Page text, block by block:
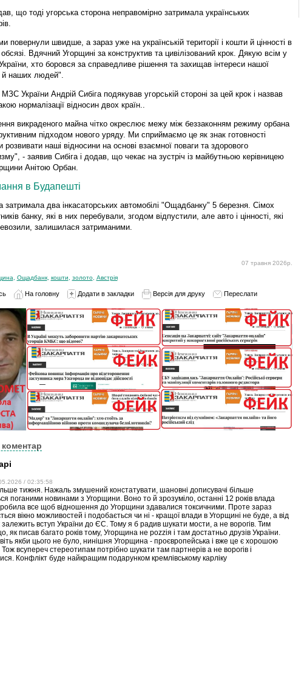
що тоді угорська сторона неправомірно затримала українських
повернули швидше, а зараз уже на українській території і кошти й цінності в
Вдячний Угорщині за конструктив та цивілізований крок. Дякую всім у
хто боровся за справедливе рішення та захищав інтереси нашої
наших людей".
МЗС України Андрій Сибіга подякував угорській стороні за цей крок і назвав
нормалізації відносин двох країн..
викраденого майна чітко окреслює межу між беззаконням режиму орбана
підходом нового уряду. Ми сприймаємо це як знак готовності
розвивати наші відносини на основі взаємної поваги та здорового
- заявив Сибіга і додав, що чекає на зустріч із майбутньою керівницею
Анітою Орбан.
в Будапешті
затримала два інкасаторських автомобілі "Ощадбанку" 5 березня. Сімох
банку, які в них перебували, згодом відпустили, але авто і цінності, які
залишилася затриманими.
07 травня 2026р.
Ощадбанк, кошти золото, Австрія
На головну Додати в закладки Версія для друку Переслати
/ 02:35:58
тижня. Нажаль змушений констатувати, шановні дописувачі більше
поганими новинами з Угорщини. Воно то й зрозуміло, останні 12 років влада
все щоб відношення до Угорщини здавалися токсичними. Проте зараз
вікно можливостей і подобається чи ні - кращої влади в Угорщині не буде, а від
залежить вступ України до ЄС. Тому я б радив шукати мости, а не ворогів. Тим
як писав багато років тому, Угорщина не роzzія і там достатньо друзів України.
якби цього не було, нинішня Угорщина - проєвропейська і вже це є хорошою
всупереч стереотипам потрібно шукати там партнерів а не ворогів і
Конфлікт буде найкращим подарунком кремлівському карліку